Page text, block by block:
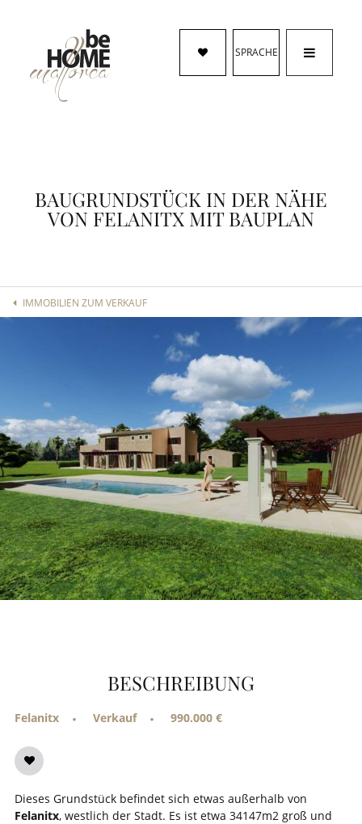
SPRACHE
BAUGRUNDSTÜCK IN DER NÄHE
VON FELANITX MIT BAUPLAN
IMMOBILIEN ZUM VERKAUF
BESCHREIBUNG
Felanitx Verkauf 990.000 €
Dieses Grundstück befindet sich etwas außerhalb von
Felanitx, westlich der Stadt. Es ist etwa 34147m2 groß und